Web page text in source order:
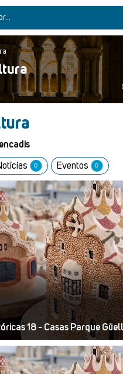
0 Eventos 0
18 - Casas Parque Güell